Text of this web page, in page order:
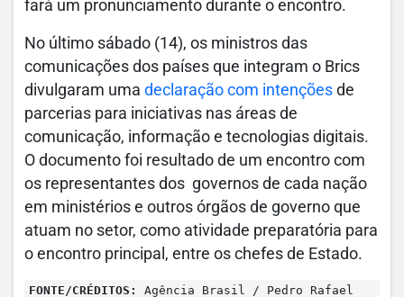
fará um pronunciamento durante o encontro.
No último sábado (14), os ministros das
comunicações dos países que integram o Brics
divulgaram uma declaração com intenções de
parcerias para iniciativas nas áreas de
comunicação, informação e tecnologias digitais.
O documento foi resultado de um encontro com
os representantes dos governos de cada nação
em ministérios e outros órgãos de governo que
atuam no setor, como atividade preparatória para
o encontro principal, entre os chefes de Estado.
FONTE/CRÉDITOS: Agência Brasil / Pedro Rafael